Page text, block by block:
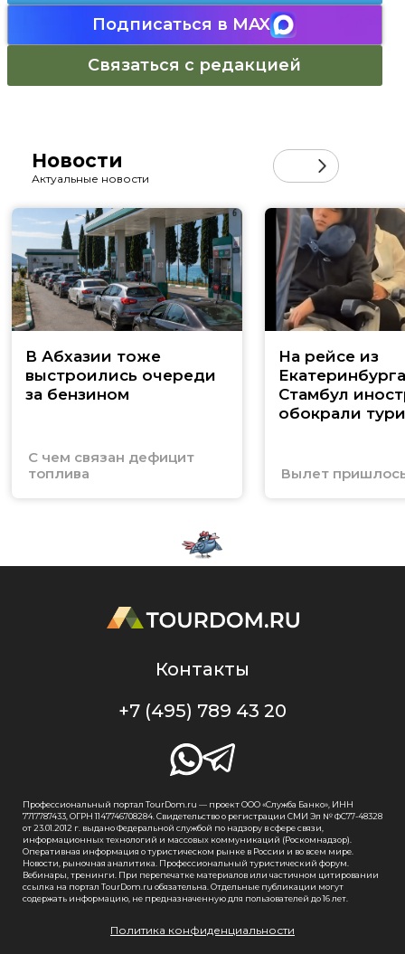
Подписаться в MAX
Связаться с редакцией
Новости
Актуальные новости
В Абхазии тоже
выстроились очереди
за бензином
С чем связан дефицит
топлива
На рейсе из
Стамбул
обокрали
Вылет
Контакты
+7 (495) 789 43 20
Профессиональный портал TourDom.ru — проект ООО «Служба Банко», ИНН
7717787433, ОГРН 1147746708284. Свидетельство о регистрации СМИ Эл № ФС77-48328
от 23.01.2012 г. выдано Федеральной службой по надзору в сфере связи,
информационных технологий и массовых коммуникаций (Роскомнадзор).
Оперативная информация о туристическом рынке в России и во всем мире.
Новости, рыночная аналитика. Профессиональный туристический форум.
Вебинары, тренинги. При перепечатке материалов или частичном цитировании
ссылка на портал TourDom.ru обязательна. Отдельные публикации могут
содержать информацию, не предназначенную для пользователей до 16 лет.
Политика конфиденциальности